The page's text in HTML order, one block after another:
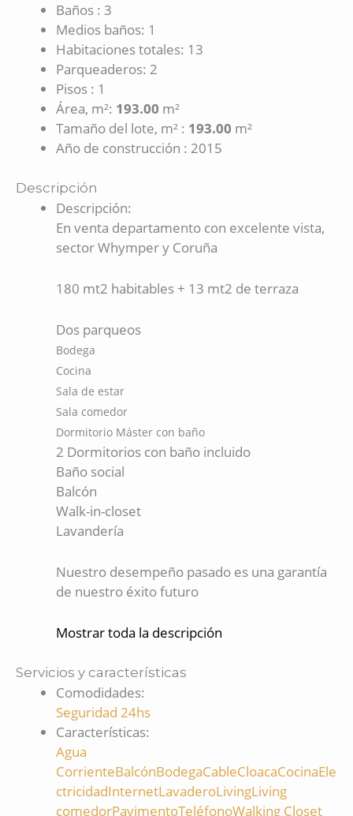
Baños : 3
Medios baños: 1
Habitaciones totales: 13
Parqueaderos: 2
Pisos : 1
Área, m²: 193.00 m²
Tamaño del lote, m² : 193.00 m²
Año de construcción : 2015
Descripción
Descripción:
En venta departamento con excelente vista,
sector Whymper y Coruña
180 mt2 habitables + 13 mt2 de terraza
Dos parqueos
Bodega
Cocina
Sala de estar
Sala comedor
Dormitorio Máster con baño
2 Dormitorios con baño incluido
Baño social
Balcón
Walk-in-closet
Lavandería
Nuestro desempeño pasado es una garantía
de nuestro éxito futuro
Mostrar toda la descripción
Servicios y características
Comodidades:
Seguridad 24hs
Características:
Agua
CorrienteBalcónBodegaCableCloacaCocinaEle
ctricidadInternetLavaderoLivingLiving
comedorPavimentoTeléfonoWalking Closet